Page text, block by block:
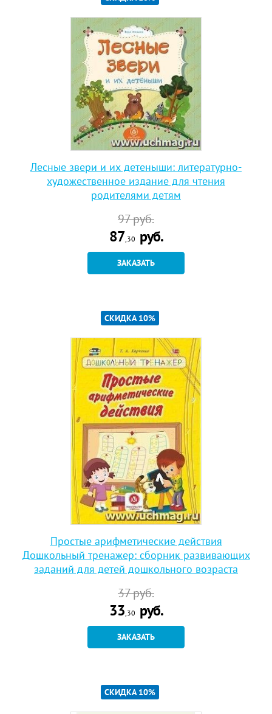
Лесные звери и их детеныши: литературно-
художественное издание для чтения
родителями детям
97руб.
87,30 руб.
ЗАКАЗАТЬ
СКИДКА 10%
Простые арифметические действия
Дошкольный тренажер: сборник развивающих
заданий для детей дошкольного возраста
37руб.
33 ,30 руб.
ЗАКАЗАТЬ
СКИДКА 10%